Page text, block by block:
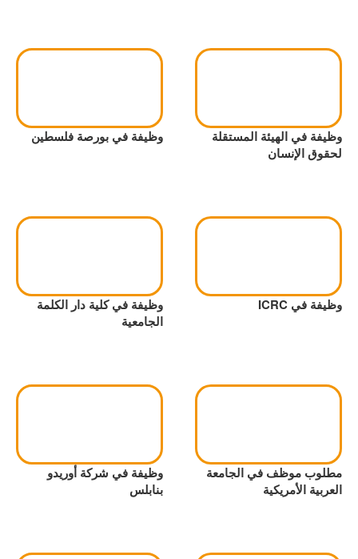
وظيفة في الهيئة المستقلة
لحقوق الإنسان
وظيفة في بورصة فلسطين
وظيفة في ICRC
وظيفة في كلية دار الكلمة
الجامعية
مطلوب موظف في الجامعة
العربية الأمريكية
وظيفة في شركة أوريدو
بنابلس